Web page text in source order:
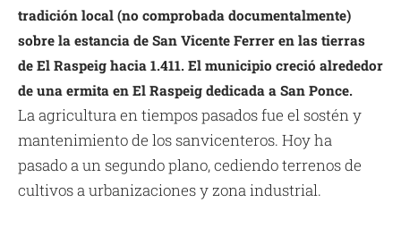
tradición local (no comprobada documentalmente)
sobre la estancia de San Vicente Ferrer en las tierras
de El Raspeig hacia 1.411. El municipio creció alrededor
de una ermita en El Raspeig dedicada a San Ponce.
La agricultura en tiempos pasados fue el sostén y
mantenimiento de los sanvicenteros. Hoy ha
pasado a un segundo plano, cediendo terrenos de
cultivos a urbanizaciones y zona industrial.